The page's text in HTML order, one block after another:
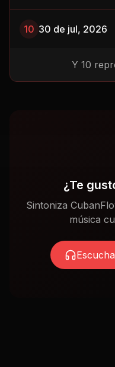
10 30 de jul, 2026
Y 10
¿Te
Sintoniza
música